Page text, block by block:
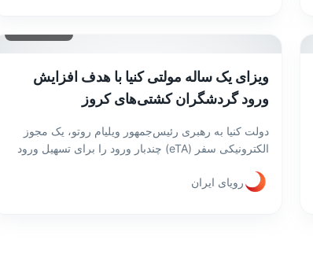
ویزای یک ساله مولتی کنیا با هدف افزایش
ورود گردشگران کشتی‌های کروز
دولت کنیا به رهبری رئیس‌جمهور ویلیام روتو، یک مجوز
الکترونیکی سفر (eTA) چندبار ورود را برای تسهیل ورود
است. این اقدام با هدف تقویت گردشگری کشتی‌های
رویای ایران